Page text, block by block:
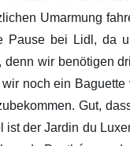
Umarmung
Pause bei Lidl, da
denn wir benötigen
noch ein
Gut,
ist der Jardin du